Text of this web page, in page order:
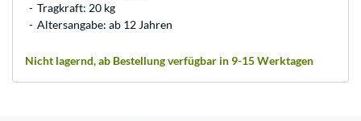
Tragkraft: 20 kg
Altersangabe: ab 12 Jahren
Nicht lagernd, ab Bestellung verfügbar in 9-15 Werktagen